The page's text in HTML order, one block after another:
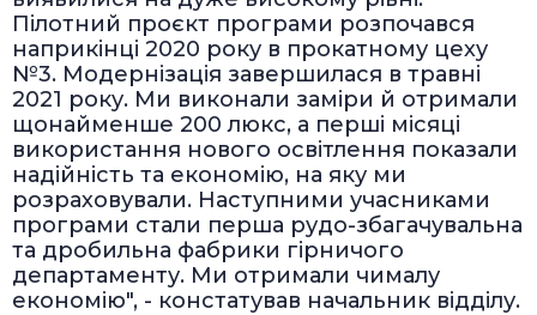
Пілотний проєкт програми розпочався
наприкінці 2020 року в прокатному цеху
№3. Модернізація завершилася в травні
2021 року. Ми виконали заміри й отримали
щонайменше 200 люкс, а перші місяці
використання нового освітлення показали
надійність та економію, на яку ми
розраховували. Наступними учасниками
програми стали перша рудо-збагачувальна
та дробильна фабрики гірничого
департаменту. Ми отримали чималу
економію", - констатував начальник відділу.